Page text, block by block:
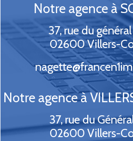
Notre agence à
37, rue du
02600Villers-
Notre agence à
37, rue du
02600 Villers-